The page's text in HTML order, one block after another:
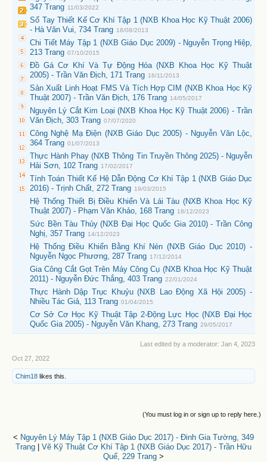
347 Trang 11/03/2022
Sổ Tay Thiết Kế Cơ Khí Tập 1 (NXB Khoa Học Kỹ Thuật 2006)
- Hà Văn Vui, 734 Trang 18/08/2013
Chi Tiết Máy Tập 1 (NXB Giáo Dục 2009) - Nguyễn Trọng Hiệp,
213 Trang 07/10/2015
Đồ Gá Cơ Khí Và Tự Động Hóa (NXB Khoa Học Kỹ Thuật
2005) - Trần Văn Địch, 171 Trang 16/11/2013
Sản Xuất Linh Hoạt FMS Và Tích Hợp CIM (NXB Khoa Học Kỹ
Thuật 2007) - Trần Văn Địch, 176 Trang 14/05/2017
Nguyên Lý Cắt Kim Loại (NXB Khoa Học Kỹ Thuật 2006) - Trần
Văn Địch, 303 Trang 07/07/2020
Công Nghệ Mạ Điện (NXB Giáo Dục 2005) - Nguyễn Văn Lộc,
364 Trang 01/07/2013
Thực Hành Phay (NXB Thông Tin Truyền Thông 2025) - Nguyễn
Hải Sơn, 102 Trang 17/02/2017
Tính Toán Thiết Kế Hệ Dẫn Động Cơ Khí Tập 1 (NXB Giáo Dục
2016) - Trịnh Chất, 272 Trang 19/03/2015
Hệ Thống Thiết Bị Điều Khiển Và Lái Tàu (NXB Khoa Học Kỹ
Thuật 2007) - Phạm Văn Khảo, 168 Trang 18/12/2023
Sức Bền Tàu Thủy (NXB Đại Học Quốc Gia 2010) - Trần Công
Nghị, 357 Trang 14/12/2023
Hệ Thống Điều Khiển Bằng Khí Nén (NXB Giáo Dục 2010) -
Nguyễn Ngọc Phương, 287 Trang 17/12/2014
Gia Công Cắt Gọt Trên Máy Công Cụ (NXB Khoa Học Kỹ Thuật
2011) - Nguyễn Đức Thắng, 403 Trang 22/01/2024
Thực Hành Dập Trục Khuỷu (NXB Lao Động Xã Hội 2005) -
Nhiều Tác Giả, 113 Trang 01/04/2015
Cơ Sở Cơ Học Kỹ Thuật Tập 2-Động Lực Học (NXB Đại Học
Quốc Gia 2005) - Nguyễn Văn Khang, 273 Trang 29/05/2017
Last edited by a moderator: Jan 4, 2023
Oct 27, 2022
Chim18 likes this.
(You must log in or sign up to reply here.)
< Nguyên Lý Máy Tập 1 (NXB Giáo Dục 2017) - Đinh Gia Tường, 349
Trang
Vẽ Kỹ Thuật Cơ Khí Tập 1 (NXB Giáo Dục 2017) - Trần Hữu
Quế, 229 Trang >